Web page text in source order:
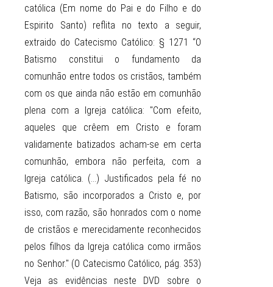
católica (Em nome do Pai e do Filho e do
Espirito Santo) reflita no texto a seguir,
extraido do Catecismo Católico: § 1271 “O
Batismo constitui o fundamento da
comunhão entre todos os cristãos, também
com os que ainda não estão em comunhão
plena com a Igreja católica: "Com efeito,
aqueles que crêem em Cristo e foram
validamente batizados acham-se em certa
comunhão, embora não perfeita, com a
Igreja católica. (...) Justificados pela fé no
Batismo, são incorporados a Cristo e, por
isso, com razão, são honrados com o nome
de cristãos e merecidamente reconhecidos
pelos filhos da Igreja católica como irmãos
no Senhor." (O Catecismo Católico, pág. 353)
Veja as evidências neste DVD sobre o